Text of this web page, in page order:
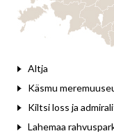
Altja
Käsmu
Kiltsi loss ja
Lahemaa